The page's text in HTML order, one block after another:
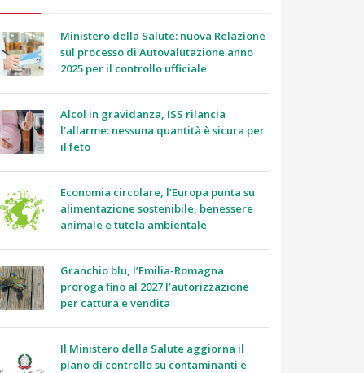
Ministero della Salute: nuova Relazione
sul processo di Autovalutazione anno
2025 per il controllo ufficiale
Alcol in gravidanza, ISS rilancia
l’allarme: nessuna quantità è sicura per
il feto
Economia circolare, l’Europa punta su
alimentazione sostenibile, benessere
animale e tutela ambientale
Granchio blu, l’Emilia-Romagna
proroga fino al 2027 l’autorizzazione
per cattura e vendita
Il Ministero della Salute aggiorna il
piano di controllo su contaminanti e